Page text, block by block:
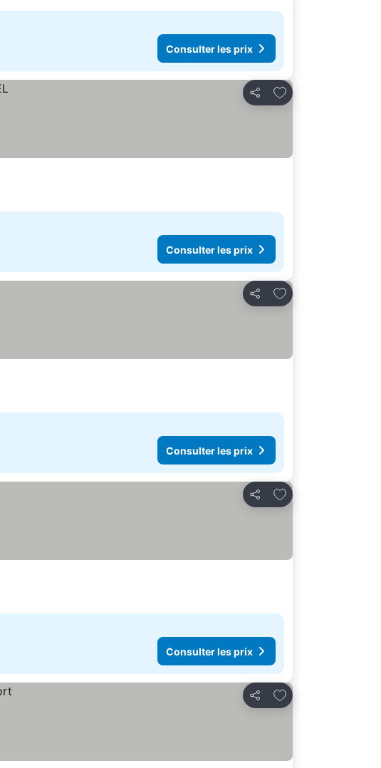
Consulter les prix
Partager
Ajouter à mes favoris
Consulter les prix
Partager
Ajouter à mes favoris
Consulter les prix
Partager
Ajouter à mes favoris
Consulter les prix
Partager
Ajouter à mes favoris